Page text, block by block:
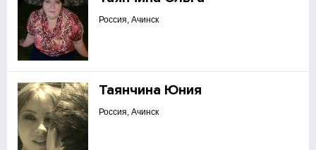
Россия, Ачинск
Таянчина Юния
Россия, Ачинск